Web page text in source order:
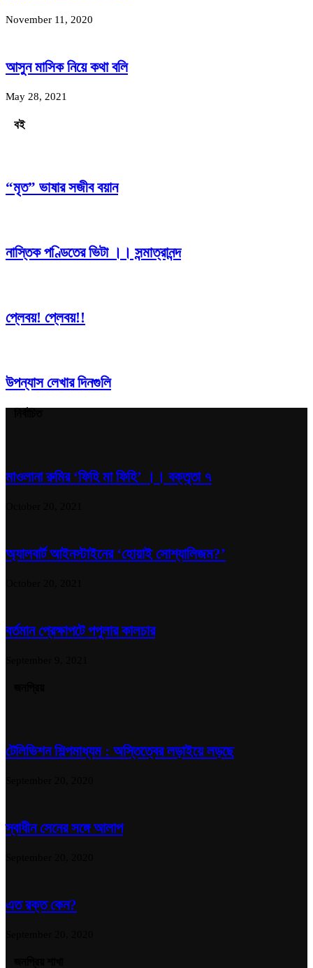
November 11, 2020
আসুন মাসিক নিয়ে কথা বলি
May 28, 2021
বই
“মৃত” ভাষার সজীব বয়ান
নাস্তিক পণ্ডিতের ভিটা ।। সন্মাত্রানন্দ
প্লেবয়! প্লেবয়!!
উপন্যাস লেখার দিনগুলি
মাওলানা রুমির ‘ফিহি মা ফিহি’ ।। বক্তৃতা ৭
অ্যালবার্ট আইনস্টাইনের ‘হোয়াই সোশ্যালিজম?’
বর্তমান প্রেক্ষাপটে পপুলার কালচার
টেলিভিশন শিল্পমাধ্যম : অস্তিত্বের লড়াইয়ে লড়ছে
স্বাধীন সেনের সঙ্গে আলাপ
এত রক্ত কেন?